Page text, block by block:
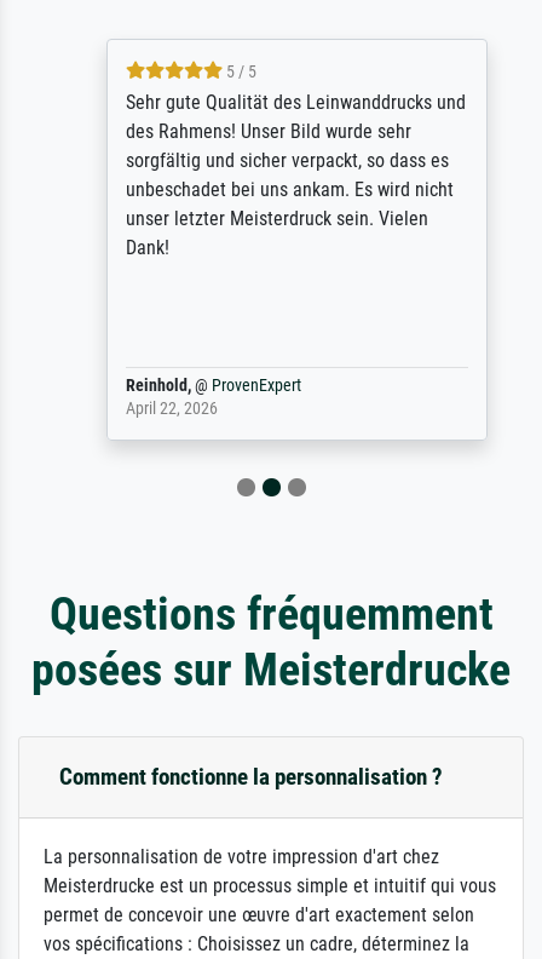
5 / 5
Sehr gute Qualität des Leinwanddrucks und
des Rahmens! Unser Bild wurde sehr
sorgfältig und sicher verpackt, so dass es
unbeschadet bei uns ankam. Es wird nicht
unser letzter Meisterdruck sein. Vielen
Dank!
Reinhold,@ProvenExpert
April 22, 2026
Questions fréquemment
posées sur Meisterdrucke
Comment fonctionne la personnalisation ?
La personnalisation de votre impression d'art chez
Meisterdrucke est un processus simple et intuitif qui vous
permet de concevoir une œuvre d'art exactement selon
vos spécifications : Choisissez un cadre, déterminez la